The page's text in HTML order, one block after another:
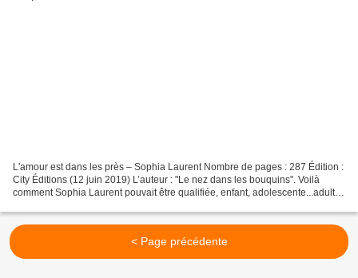
L'amour est dans les près – Sophia Laurent Nombre de pages : 287 Édition :
City Éditions (12 juin 2019) L’auteur : "Le nez dans les bouquins". Voilà
comment Sophia Laurent pouvait être qualifiée, enfant, adolescente...adulte.
< Page précédente